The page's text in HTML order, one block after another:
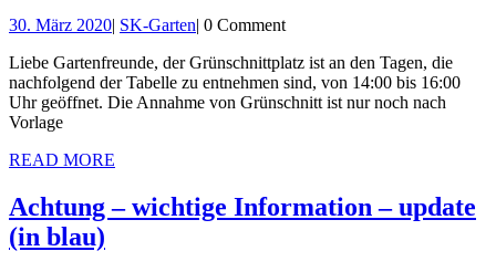
30. März 202030.
2020
| SK-GartenSK-
| 0 Comment
Liebe Gartenfreunde, der Grünschnittplatz ist an den Tagen, die
nachfolgend der Tabelle zu entnehmen sind, von 14:00 bis 16:00
Uhr geöffnet. Die Annahme von Grünschnitt ist nur noch nach
Vorlage
READ MORE
Achtung – wichtige Information – update
(in blau)